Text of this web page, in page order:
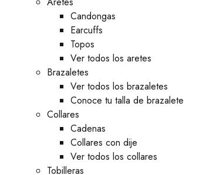
⁠Candongas
Earcuffs
Topos
Ver todos los aretes
Brazaletes
Ver todos los brazaletes
Conoce tu talla de brazalete
Collares
Cadenas
Collares con dije
Ver todos los collares
Tobilleras